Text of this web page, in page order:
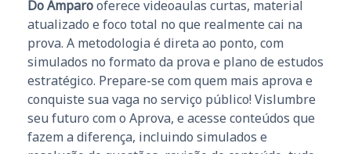
Do Amparooferece videoaulas curtas, material
atualizado e foco total no que realmente cai na
prova. A metodologia é direta ao ponto, com
simulados no formato da prova e plano de estudos
estratégico. Prepare-se com quem mais aprova e
conquiste sua vaga no serviço público! Vislumbre
seu futuro com o Aprova, e acesse conteúdos que
fazem a diferença, incluindo simulados e